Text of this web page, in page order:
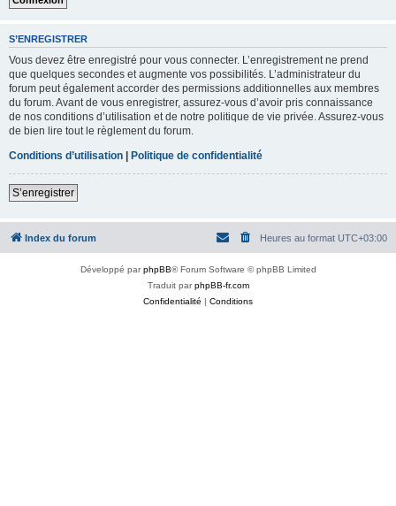
S’ENREGISTRER
Vous devez être enregistré pour vous connecter. L’enregistrement ne prend
que quelques secondes et augmente vos possibilités. L’administrateur du
forum peut également accorder des permissions additionnelles aux membres
du forum. Avant de vous enregistrer, assurez-vous d’avoir pris connaissance
de nos conditions d’utilisation et de notre politique de vie privée. Assurez-vous
de bien lire tout le règlement du forum.
Conditions d’utilisation | Politique de confidentialité
S’enregistrer
Index du forum Heures au format UTC+03:00
Développé parphpBB® Forum Software © phpBB Limited
Traduit parphpBB-fr.com
Confidentialité | Conditions